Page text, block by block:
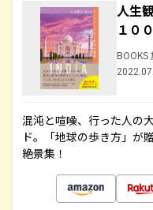
人生
１００
BOOKS
混沌と喧噪、行った人の
ド。「地球の歩き方」が
絶景集！